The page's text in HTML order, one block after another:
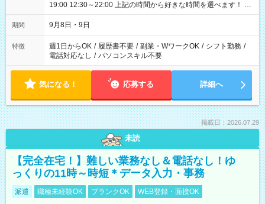
19:00 12:30～22:00 上記の時間から好きな時間を選べます！ ※
時間は変更となる可能性があります
期間 9月8日・9日
特徴 週1日からOK / 履歴書不要 / 副業・WワークOK / シフト勤務 /
電話対応なし / パソコンスキル不要
気になる！ 応募する 詳細へ
掲載日：2026.07.29
未読
【完全在宅！】難しい業務なし＆電話なし！ゆ
っくりの11時～時短＊データ入力・事務
派遣 職種未経験OK ブランクOK WEB登録・面接OK